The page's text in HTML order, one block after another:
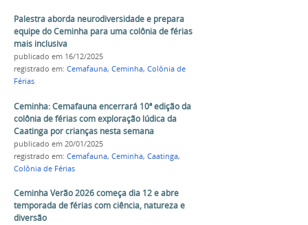
Palestra aborda neurodiversidade e prepara
equipe do Ceminha para uma colônia de férias
mais inclusiva
publicado em 16/12/2025
registrado em: Cemafauna, Ceminha, Colônia de
Férias
Ceminha: Cemafauna encerrará 10ª edição da
colônia de férias com exploração lúdica da
Caatinga por crianças nesta semana
publicado em 20/01/2025
registrado em: Cemafauna, Ceminha, Caatinga,
Colônia de Férias
Ceminha Verão 2026 começa dia 12 e abre
temporada de férias com ciência, natureza e
diversão